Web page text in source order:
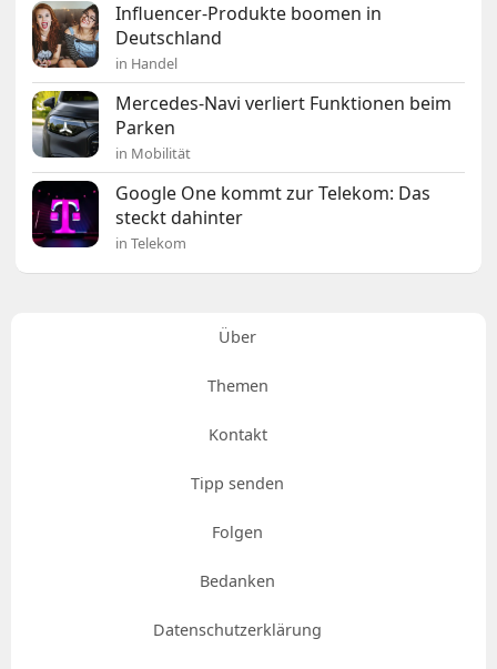
Influencer-Produkte boomen in
Deutschland
in Handel
Mercedes-Navi verliert Funktionen beim
Parken
in Mobilität
Google One kommt zur Telekom: Das
steckt dahinter
in Telekom
Über
Themen
Kontakt
Tipp senden
Folgen
Bedanken
Datenschutzerklärung